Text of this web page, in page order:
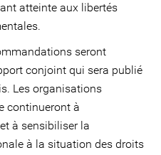
atteinte aux libertés
seront
conjoint qui sera publié
Les organisations
continueront à
à sensibiliser la
à la situation des droits